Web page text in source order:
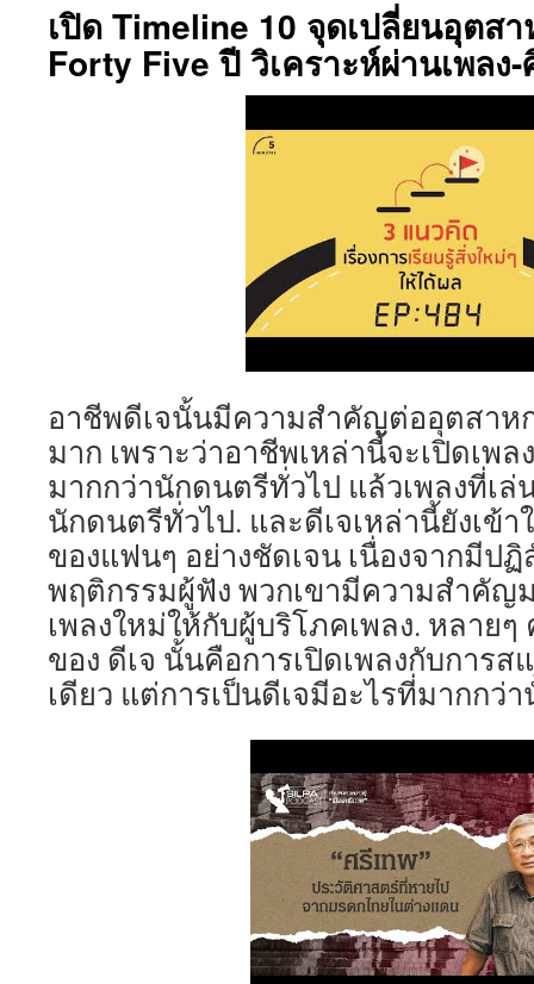
เปิด Timeline 10 จุดเปลี่ยนอุตส
Forty Five ปี วิเคราะห์ผ่านเพล
อาชีพดีเจนั้นมีความสำคัญต่ออุตสาหก
มาก เพราะว่าอาชีพเหล่านี้จะเปิดเพ
มากกว่านักดนตรีทั่วไป แล้วเพลงที่เล่
นักดนตรีทั่วไป. และดีเจเหล่านี้ยังเข้
ของแฟนๆ อย่างชัดเจน เนื่องจากมีป
พฤติกรรมผู้ฟัง พวกเขามีความสำคัญ
เพลงใหม่ให้กับผู้บริโภคเพลง. หลาย
ของ ดีเจ นั้นคือการเปิดเพลงกับการส
เดียว แต่การเป็นดีเจมีอะไรที่มากกว่